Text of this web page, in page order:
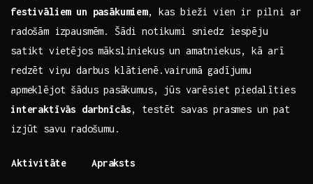
festivāliem un pasākumiem, kas bieži vien ir pilni⁤ ar
radošām izpausmēm. Šādi notikumi sniedz iespēju
satikt vietējos māksliniekus un amatniekus, kā arī
redzēt viņu darbus klātienē.vairumā gadījumu
apmeklējot ‍šādus ⁤pasākumus, jūs varēsiet​ piedalīties
interaktīvās darbnīcās, testēt savas prasmes un pat
izjūt savu ⁢radošumu. ⁣ ‍
Aktivitāte Apraksts